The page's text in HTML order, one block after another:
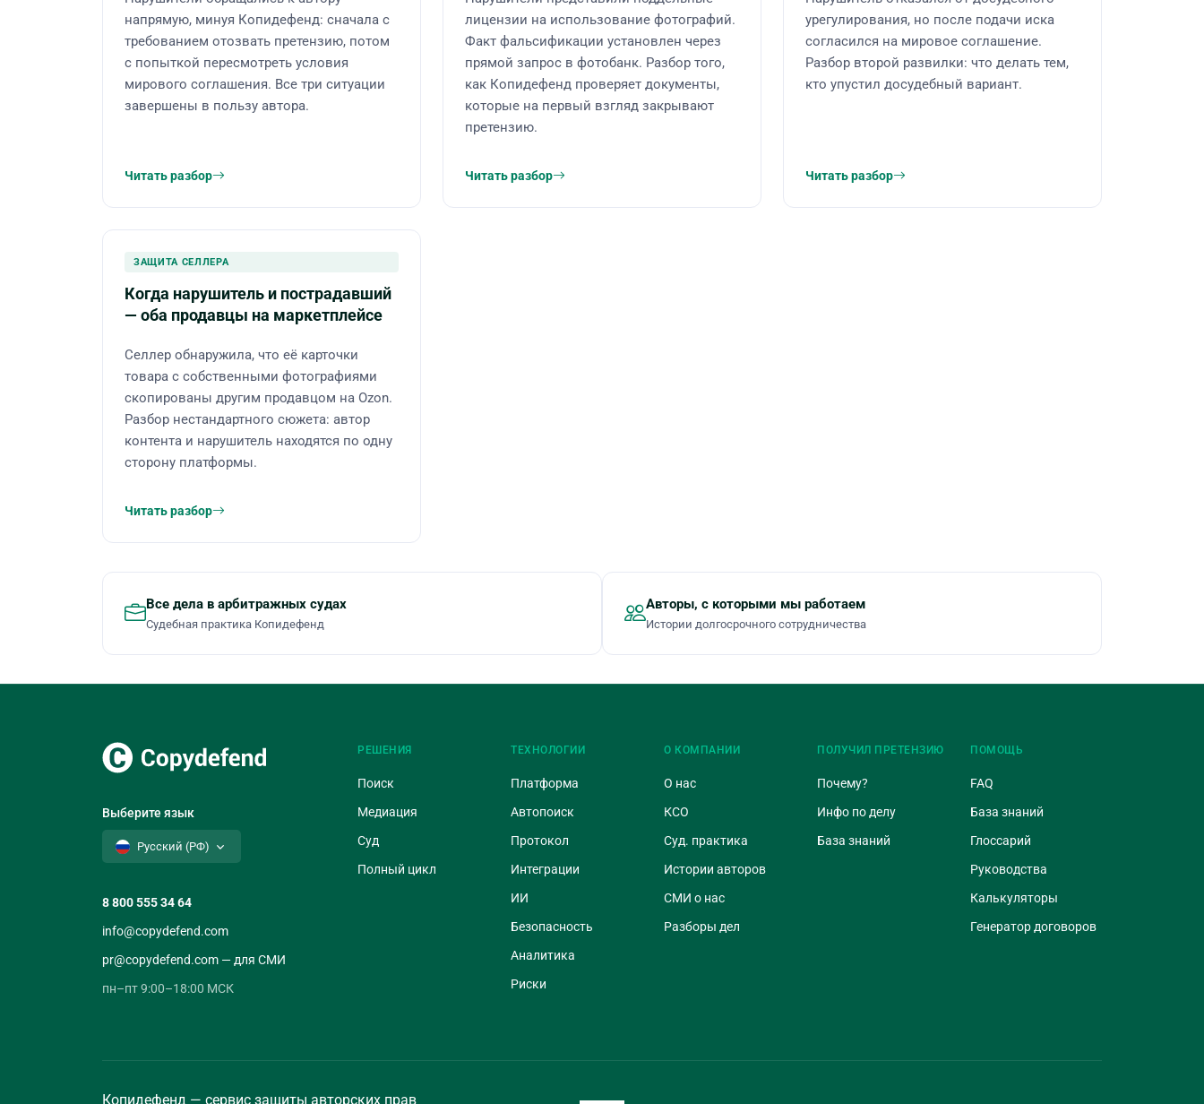
напрямую, минуя Копидефенд: сначала с
требованием отозвать претензию, потом
с попыткой пересмотреть условия
мирового соглашения. Все три ситуации
завершены в пользу автора.
Читать разбор
лицензии на использование фотографий.
Факт фальсификации установлен через
прямой запрос в фотобанк. Разбор того,
как Копидефенд проверяет документы,
которые на первый взгляд закрывают
претензию.
Читать разбор
урегулирования, но после подачи иска
согласился на мировое соглашение.
Разбор второй развилки: что делать тем,
кто упустил досудебный вариант.
Читать разбор
ЗАЩИТА СЕЛЛЕРА
Когда нарушитель и пострадавший
— оба продавцы на маркетплейсе
Селлер обнаружила, что её карточки
товара с собственными фотографиями
скопированы другим продавцом на Ozon.
Разбор нестандартного сюжета: автор
контента и нарушитель находятся по одну
сторону платформы.
Читать разбор
Все дела в арбитражных судах
Судебная практика Копидефенд
Авторы, с которыми мы работаем
Истории долгосрочного сотрудничества
Выберите язык
Русский (РФ)
8 800 555 34 64
info@copydefend.com
pr@copydefend.com — для СМИ
пн–пт 9:00–18:00 МСК
РЕШЕНИЯ
Поиск
Медиация
Суд
Полный цикл
ТЕХНОЛОГИИ
Платформа
Автопоиск
Протокол
Интеграции
ИИ
Безопасность
Аналитика
Риски
О КОМПАНИИ
О нас
КСО
Суд. практика
Истории авторов
СМИ о нас
Разборы дел
ПОЛУЧИЛ ПРЕТЕНЗИЮ
Почему?
Инфо по делу
База знаний
ПОМОЩЬ
FAQ
База знаний
Глоссарий
Руководства
Калькуляторы
Генератор договоров
Копидефенд — сервис защиты авторских прав